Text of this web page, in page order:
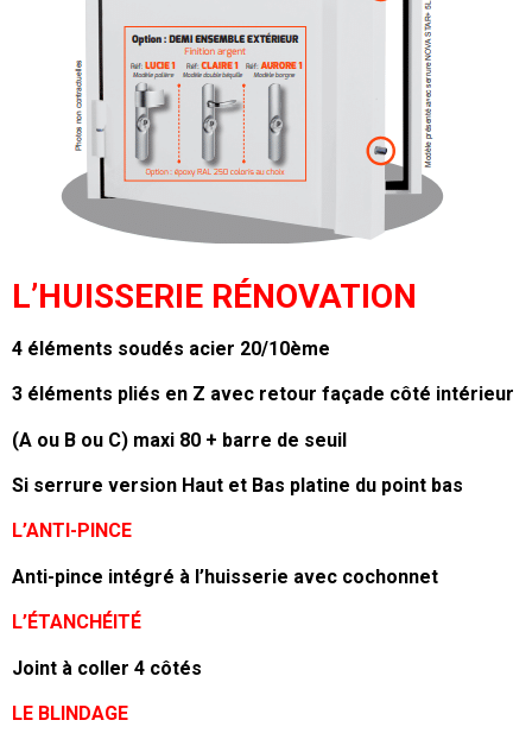
L’HUISSERIE RÉNOVATION
4 éléments soudés acier 20/10ème
3 éléments pliés en Z avec retour façade côté intérieur
(A ou B ou C) maxi 80 + barre de seuil
Si serrure version Haut et Bas platine du point bas
L’ANTI-PINCE
Anti-pince intégré à l’huisserie avec cochonnet
L’ÉTANCHÉITÉ
Joint à coller 4 côtés
LE BLINDAGE